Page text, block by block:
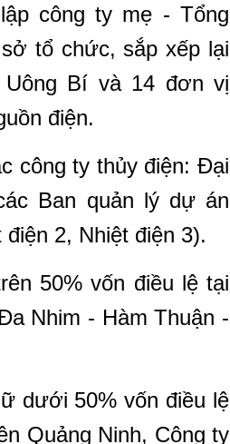
công ty mẹ - Tổng
tổ chức, sắp xếp lại
Uông Bí và 14 đơn vị
điện.
công ty thủy điện: Đại
Ban quản lý dự án
2, Nhiệt điện 3).
50% vốn điều lệ tại
Nhim - Hàm Thuận -
dưới 50% vốn điều lệ
Quảng Ninh, Công ty